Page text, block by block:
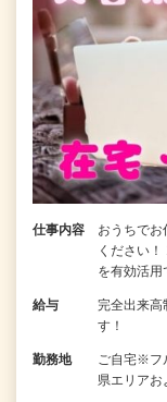
仕事内容
おうちでお
ください
を有効活
給与
完全出来
す！
勤務地
ご自宅※フ
県エリアお